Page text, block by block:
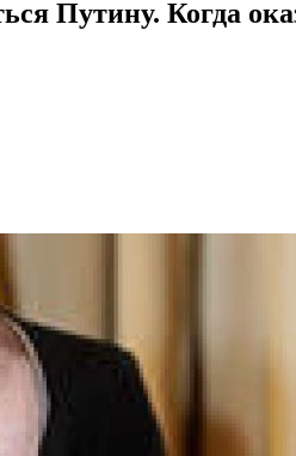
Путину. Когда